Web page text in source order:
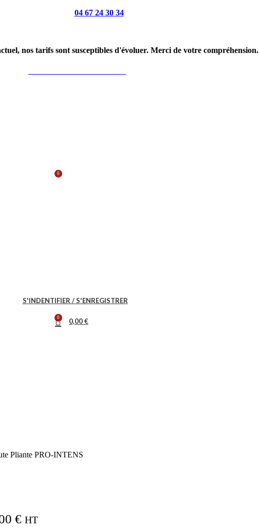
04 67 24 30 34
nos tarifs sont susceptibles d'évoluer. Merci de votre compréhension.
0
S'INDENTIFIER / S'ENREGISTRER
0 0,00€
Pliante PRO-INTENS
€ HT